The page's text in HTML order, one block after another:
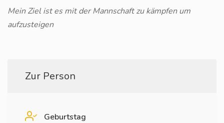
Mein Ziel ist es mit der Mannschaft zu kämpfen um
aufzusteigen
Zur Person
Geburtstag